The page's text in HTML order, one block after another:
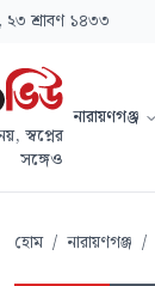
শ্রাবণ ১৪৩৩
স্বপ্নের
সঙ্গেও
নারায়ণগঞ্জ
হোম / নারায়ণগঞ্জ /